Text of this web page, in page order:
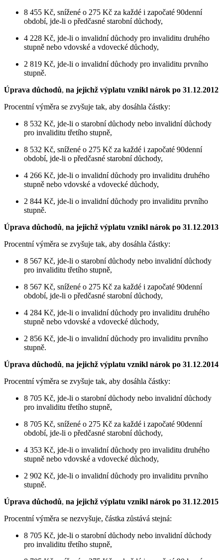
8 455 Kč, snížené o 275 Kč za každé i započaté 90denní
období, jde-li o předčasné starobní důchody,
4 228 Kč, jde-li o invalidní důchody pro invaliditu druhého
stupně nebo vdovské a vdovecké důchody,
2 819 Kč, jde-li o invalidní důchody pro invaliditu prvního
stupně.
Úprava důchodů, na jejichž výplatu vznikl nárok po 31.12.2012
Procentní výměra se zvyšuje tak, aby dosáhla částky:
8 532 Kč, jde-li o starobní důchody nebo invalidní důchody
pro invaliditu třetího stupně,
8 532 Kč, snížené o 275 Kč za každé i započaté 90denní
období, jde-li o předčasné starobní důchody,
4 266 Kč, jde-li o invalidní důchody pro invaliditu druhého
stupně nebo vdovské a vdovecké důchody,
2 844 Kč, jde-li o invalidní důchody pro invaliditu prvního
stupně.
Úprava důchodů, na jejichž výplatu vznikl nárok po 31.12.2013
Procentní výměra se zvyšuje tak, aby dosáhla částky:
8 567 Kč, jde-li o starobní důchody nebo invalidní důchody
pro invaliditu třetího stupně,
8 567 Kč, snížené o 275 Kč za každé i započaté 90denní
období, jde-li o předčasné starobní důchody,
4 284 Kč, jde-li o invalidní důchody pro invaliditu druhého
stupně nebo vdovské a vdovecké důchody,
2 856 Kč, jde-li o invalidní důchody pro invaliditu prvního
stupně.
Úprava důchodů, na jejichž výplatu vznikl nárok po 31.12.2014
Procentní výměra se zvyšuje tak, aby dosáhla částky:
8 705 Kč, jde-li o starobní důchody nebo invalidní důchody
pro invaliditu třetího stupně,
8 705 Kč, snížené o 275 Kč za každé i započaté 90denní
období, jde-li o předčasné starobní důchody,
4 353 Kč, jde-li o invalidní důchody pro invaliditu druhého
stupně nebo vdovské a vdovecké důchody,
2 902 Kč, jde-li o invalidní důchody pro invaliditu prvního
stupně.
Úprava důchodů, na jejichž výplatu vznikl nárok po 31.12.2015
Procentní výměra se nezvyšuje, částka zůstává stejná:
8 705 Kč, jde-li o starobní důchody nebo invalidní důchody
pro invaliditu třetího stupně,